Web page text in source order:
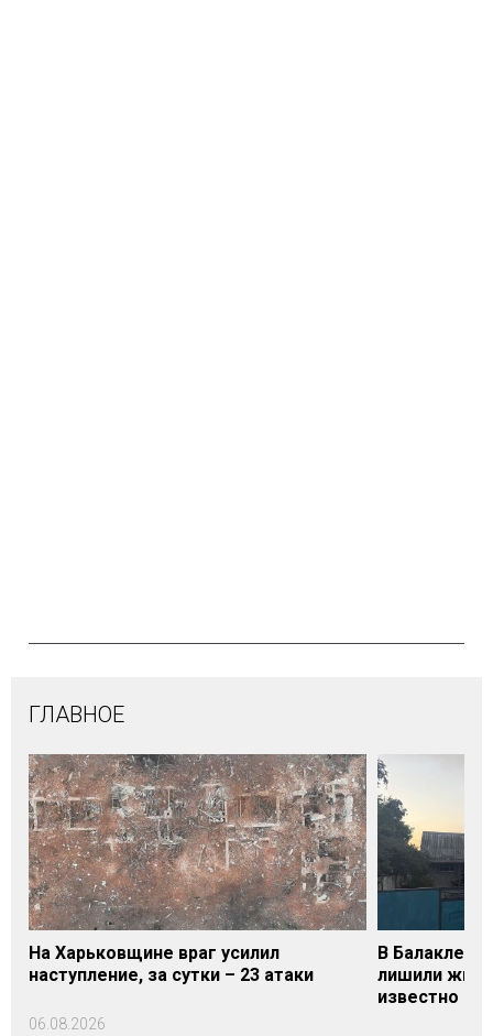
ГЛАВНОЕ
На Харьковщине враг усилил
наступление, за сутки – 23 атаки
06.08.2026
В Балаклее
лишили
известно